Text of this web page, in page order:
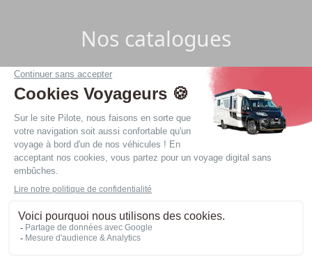
Nos catalogues
Télécharger les catalogues Pilote 2026.
Politique de confidentialité
Agence web Nantes LATELIER